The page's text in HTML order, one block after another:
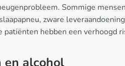
Sommige
zware
hebben een
en alcohol